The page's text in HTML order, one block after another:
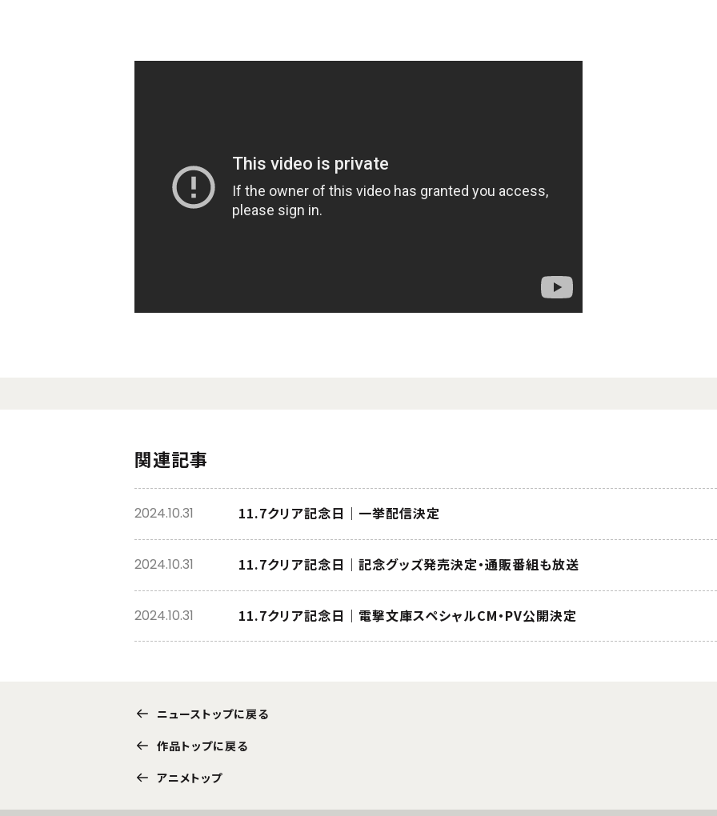
関連記事
11.7クリア記念日｜一挙配信決定
2024.10.31
11.7クリア記念日｜記念グッズ発売決定・通販番組も放送
2024.10.31
11.7クリア記念日｜電撃文庫スペシャルCM・PV公開決定
2024.10.31
ニューストップに戻る
作品トップに戻る
アニメトップ